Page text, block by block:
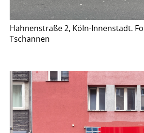
Hahnenstraße 2, Köln-Innenstadt.
Tschannen